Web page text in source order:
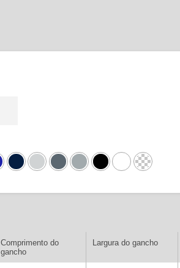
Comprimento do
gancho
Largura do gancho